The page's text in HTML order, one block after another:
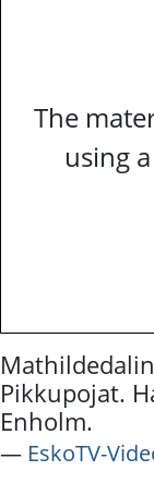
The
using
Pikkupojat.
Enholm.
― EskoTV-